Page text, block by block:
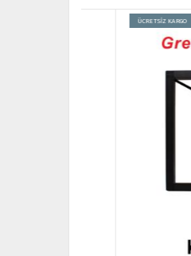
ÜCRETSİZ KARGO İNDİRİM